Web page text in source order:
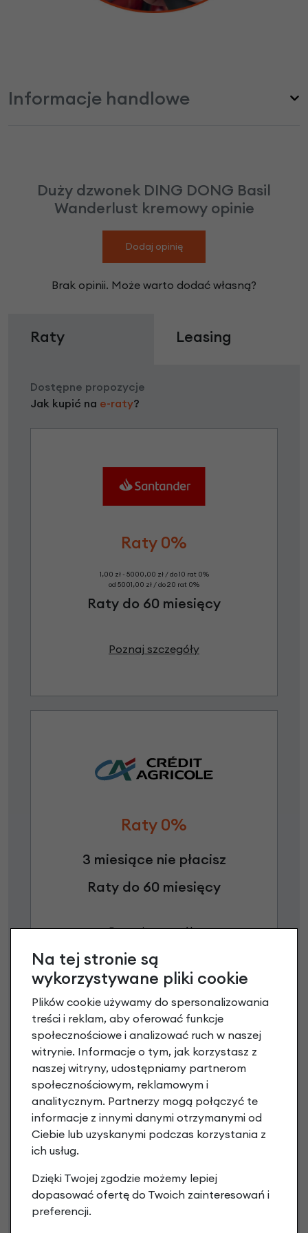
Informacje handlowe
Duży dzwonek DING DONG Basil
Wanderlust kremowy opinie
Dodaj opinię
Brak opinii. Może warto dodać własną?
Raty Leasing
Dostępne propozycje
Jak kupić na e-raty?
Raty 0%
1,00 zł - 5000,00 zł / do 10 rat 0%
od 5001,00 zł / do 20 rat 0%
Raty do 60 miesięcy
Poznaj szczegóły
Raty 0%
3 miesiące nie płacisz
Raty do 60 miesięcy
Poznaj szczegóły
Raty 0%
3 miesiące nie płacisz
Na tej stronie są
wykorzystywane pliki cookie
Plików cookie używamy do spersonalizowania
treści i reklam, aby oferować funkcje
społecznościowe i analizować ruch w naszej
witrynie. Informacje o tym, jak korzystasz z
naszej witryny, udostępniamy partnerom
społecznościowym, reklamowym i
analitycznym. Partnerzy mogą połączyć te
informacje z innymi danymi otrzymanymi od
Ciebie lub uzyskanymi podczas korzystania z
ich usług.
Dzięki Twojej zgodzie możemy lepiej
dopasować ofertę do Twoich zainteresowań i
preferencji.